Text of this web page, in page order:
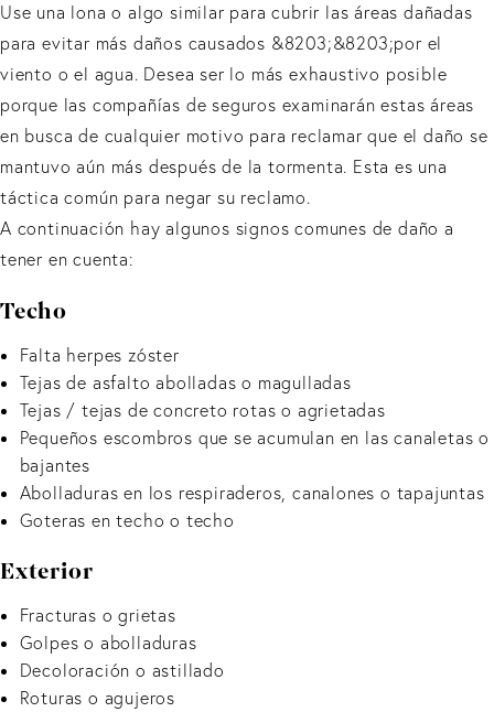
Use una lona o algo similar para cubrir las áreas dañadas
para evitar más daños causados &8203;&8203;por el
viento o el agua. Desea ser lo más exhaustivo posible
porque las compañías de seguros examinarán estas áreas
en busca de cualquier motivo para reclamar que el daño se
mantuvo aún más después de la tormenta. Esta es una
táctica común para negar su reclamo.
A continuación hay algunos signos comunes de daño a
tener en cuenta:
Techo
Falta herpes zóster
Tejas de asfalto abolladas o magulladas
Tejas / tejas de concreto rotas o agrietadas
Pequeños escombros que se acumulan en las canaletas o
bajantes
Abolladuras en los respiraderos, canalones o tapajuntas
Goteras en techo o techo
Exterior
Fracturas o grietas
Golpes o abolladuras
Decoloración o astillado
Roturas o agujeros